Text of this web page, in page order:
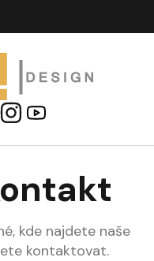
kde najdete naše
kontaktovat.